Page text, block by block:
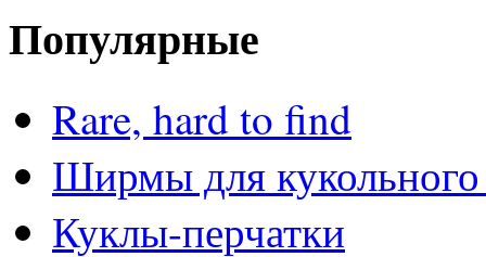
Популярные
Rare, hard to find
Ширмы для кукольного
Куклы-перчатки